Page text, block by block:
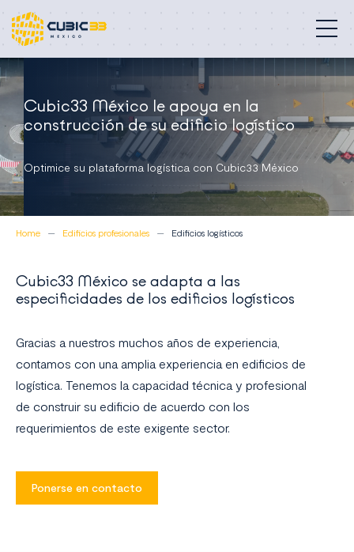
Cubic33 México le apoya en la
construcción de su edificio logístico
Optimice su plataforma logística con Cubic33 México
Home Edificios profesionales Edificios logísticos
Cubic33 México se adapta a las
especificidades de los edificios logísticos
Gracias a nuestros muchos años de experiencia,
contamos con una amplia experiencia en edificios de
logística. Tenemos la capacidad técnica y profesional
de construir su edificio de acuerdo con los
requerimientos de este exigente sector.
Ponerse en contacto
Edificios profesionales
Nuestra misión
Compromisos
Proyectos
Contacto